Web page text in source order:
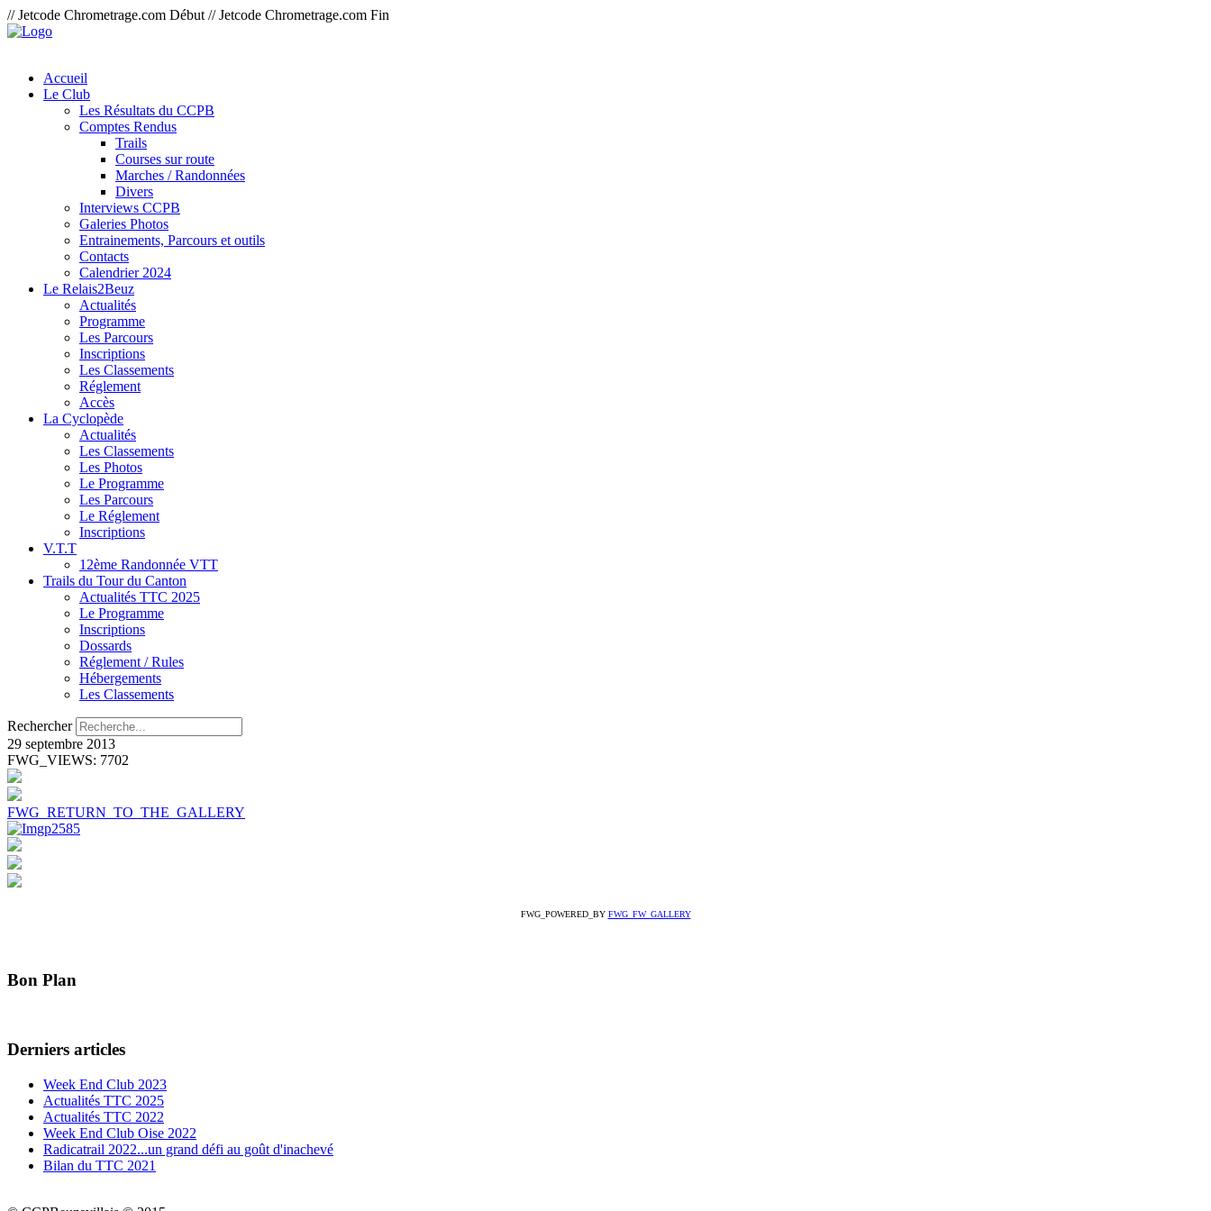
// Jetcode Chrometrage.com Début // Jetcode Chrometrage.com Fin
Accueil
Le Club
Les Résultats du CCPB
Comptes Rendus
Trails
Courses sur route
Marches / Randonnées
Divers
Interviews CCPB
Galeries Photos
Entrainements, Parcours et outils
Contacts
Calendrier 2024
Le Relais2Beuz
Actualités
Programme
Les Parcours
Inscriptions
Les Classements
Réglement
Accès
La Cyclopède
Actualités
Les Classements
Les Photos
Le Programme
Les Parcours
Le Réglement
Inscriptions
V.T.T
12ème Randonnée VTT
Trails du Tour du Canton
Actualités TTC 2025
Le Programme
Inscriptions
Dossards
Réglement / Rules
Hébergements
Les Classements
Rechercher
29 septembre 2013
FWG_VIEWS: 7702
FWG_RETURN_TO_THE_GALLERY
FWG_POWERED_BY FWG_FW_GALLERY
Bon Plan
Derniers articles
Week End Club 2023
Actualités TTC 2025
Actualités TTC 2022
Week End Club Oise 2022
Radicatrail 2022...un grand défi au goût d'inachevé
Bilan du TTC 2021